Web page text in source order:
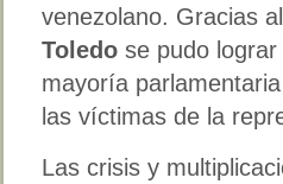
venezolano. Gracias
Toledo se pudo
mayoría
las víctimas de la
Las crisis y